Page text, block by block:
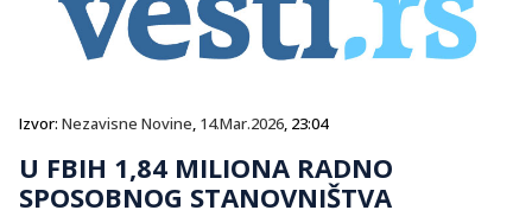
Izvor: Nezavisne Novine, 14.Mar.2026, 23:04
U FBIH 1,84 MILIONA RADNO
SPOSOBNOG STANOVNIŠTVA